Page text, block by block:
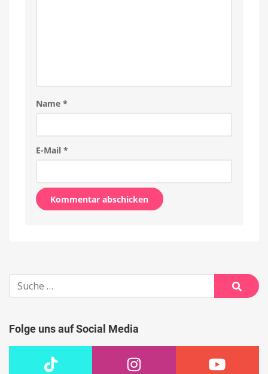
Name *
E-Mail *
Suche
nach:
Suche
Folge uns auf Social Media